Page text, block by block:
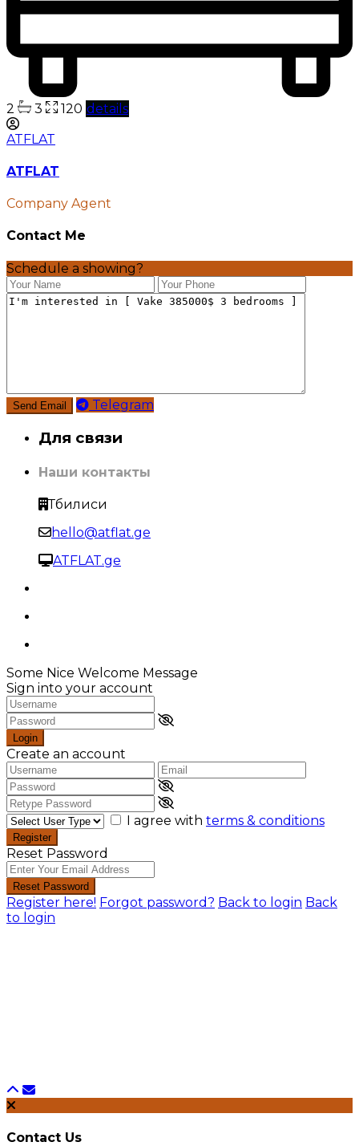
2 3 120 details
ATFLAT
ATFLAT
Company Agent
Contact Me
Schedule a showing?
Telegram
Для связи
Наши контакты
Тбилиси
hello@atflat.ge
ATFLAT.ge
Some Nice Welcome Message
Sign into your account
Login
Create an account
I agree with terms & conditions
Register
Reset Password
Reset Password
Register here! Forgot password? Back to login Back
to login
Contact Us